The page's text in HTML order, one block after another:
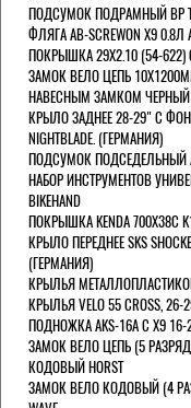
ПОДСУМОК ПОДРАМНЫЙ BP
ФЛЯГА AB-SCREWON X9 0.8Л
ПОКРЫШКА 29X2.10 (54-622)
ЗАМОК ВЕЛО ЦЕПЬ
НАВЕСНЫМ ЗАМКОМ ЧЕРНЫЙ
КРЫЛО ЗАДНЕЕ 28-29" С
NIGHTBLADE. (ГЕРМАНИЯ)
ПОДСУМОК ПОДСЕДЕЛЬНЫЙ A-
НАБОР ИНСТРУМЕНТОВ
BIKEHAND
ПОКРЫШКА KENDA 700Х38С
КРЫЛО ПЕРЕДНЕЕ SKS
(ГЕРМАНИЯ)
КРЫЛЬЯ
КРЫЛЬЯ VELO 55 CROSS, 26-
ПОДНОЖКА AKS-16A C X9 16-
ЗАМОК ВЕЛО ЦЕПЬ (5
КОДОВЫЙ HORST
ЗАМОК ВЕЛО КОДОВЫЙ (4